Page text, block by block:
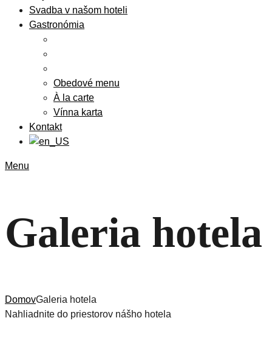
Svadba v našom hoteli
Gastronómia
Obedové menu
À la carte
Vínna karta
Kontakt
Menu
Galeria hotela
DomovGaleria hotela
Nahliadnite do priestorov nášho hotela